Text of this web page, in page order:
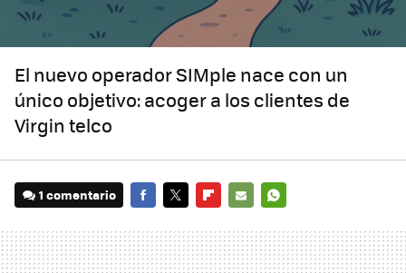
El nuevo operador SIMple nace con un
único objetivo: acoger a los clientes de
Virgin telco
1 comentario
MAIL